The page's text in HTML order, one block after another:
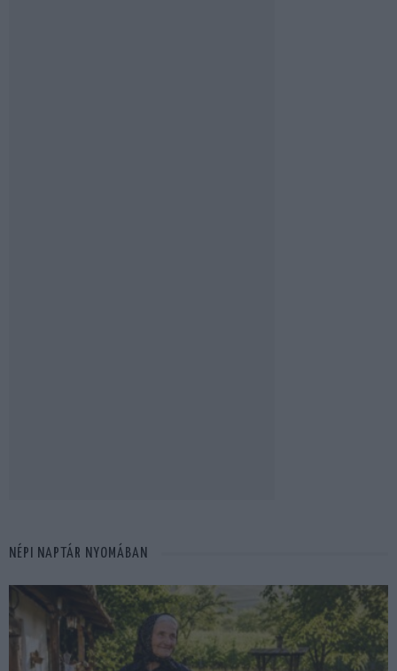
NÉPI NAPTÁR NYOMÁBAN